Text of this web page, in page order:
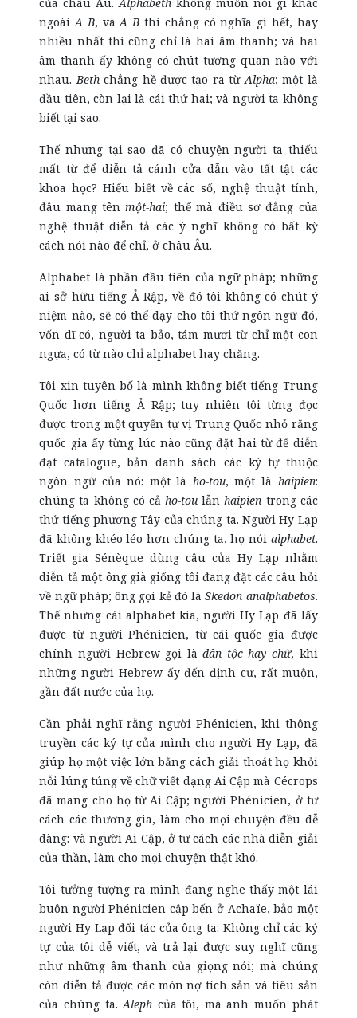
ngoàiA B, vàA B thì chẳng có nghĩa gì hết, hay
nhiều nhất thì cũng chỉ là hai âm thanh; và hai
âm thanh ấy không có chút tương quan nào với
nhau.Bethchẳng hề được tạo ra từAlpha; một là
đầu tiên, còn lại là cái thứ hai; và người ta không
biết tại sao.
Thế nhưng tại sao đã có chuyện người ta thiếu
mất từ để diễn tả cánh cửa dẫn vào tất tật các
khoa học? Hiểu biết về các số, nghệ thuật tính,
đâu mang tênmột-hai; thế mà điều sơ đẳng của
nghệ thuật diễn tả các ý nghĩ không có bất kỳ
cách nói nào để chỉ, ở châu Âu.
Alphabet là phần đầu tiên của ngữ pháp; những
ai sở hữu tiếng Ả Rập, về đó tôi không có chút ý
niệm nào, sẽ có thể dạy cho tôi thứ ngôn ngữ đó,
vốn dĩ có, người ta bảo, tám mươi từ chỉ một con
ngựa, có từ nào chỉ alphabet hay chăng.
Tôi xin tuyên bố là mình không biết tiếng Trung
Quốc hơn tiếng Ả Rập; tuy nhiên tôi từng đọc
được trong một quyển tự vị Trung Quốc nhỏ rằng
quốc gia ấy từng lúc nào cũng đặt hai từ để diễn
đạt catalogue, bản danh sách các ký tự thuộc
ngôn ngữ của nó: một là ho-tou, một là haipien:
chúng ta không có cảho-tou lẫnhaipien trong các
thứ tiếng phương Tây của chúng ta. Người Hy Lạp
đã không khéo léo hơn chúng ta, họ nói alphabet.
Triết gia Sénèque dùng câu của Hy Lạp nhằm
diễn tả một ông già giống tôi đang đặt các câu hỏi
về ngữ pháp; ông gọi kẻ đó làSkedon analphabetos.
Thế nhưng cái alphabet kia, người Hy Lạp đã lấy
được từ người Phénicien, từ cái quốc gia được
chính người Hebrew gọi làdân tộc hay chữ, khi
những người Hebrew ấy đến định cư, rất muộn,
gần đất nước của họ.
Cần phải nghĩ rằng người Phénicien, khi thông
truyền các ký tự của mình cho người Hy Lạp, đã
giúp họ một việc lớn bằng cách giải thoát họ khỏi
nỗi lúng túng về chữ viết dạng Ai Cập mà Cécrops
đã mang cho họ từ Ai Cập; người Phénicien, ở tư
cách các thương gia, làm cho mọi chuyện đều dễ
dàng: và người Ai Cập, ở tư cách các nhà diễn giải
của thần, làm cho mọi chuyện thật khó.
Tôi tưởng tượng ra mình đang nghe thấy một lái
buôn người Phénicien cập bến ở Achaïe, bảo một
người Hy Lạp đối tác của ông ta: Không chỉ các ký
tự của tôi dễ viết, và trả lại được suy nghĩ cũng
như những âm thanh của giọng nói; mà chúng
còn diễn tả được các món nợ tích sản và tiêu sản
của chúng ta.Aleph của tôi, mà anh muốn phát